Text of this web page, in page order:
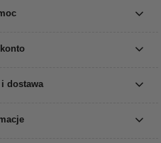
i dostawa